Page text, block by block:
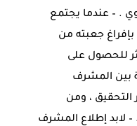
. – عندما يجتمع
جعبته من
للحصول على
بين المشرف
التحقيق ، ومن
لابد إطلاع المشرف